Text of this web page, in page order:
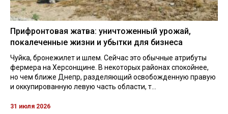
Прифронтовая жатва: уничтоженный урожай,
покалеченные жизни и убытки для бизнеса
Чуйка, бронежилет и шлем. Сейчас это обычные атрибуты
фермера на Херсонщине. В некоторых районах спокойнее,
но чем ближе Днепр, разделяющий освобожденную правую
и оккупированную левую часть области, т...
31 июля 2026